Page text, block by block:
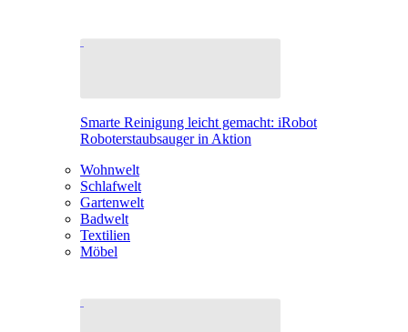
Smarte Reinigung leicht gemacht: iRobot
Roboterstaubsauger in Aktion
Wohnwelt
Schlafwelt
Gartenwelt
Badwelt
Textilien
Möbel